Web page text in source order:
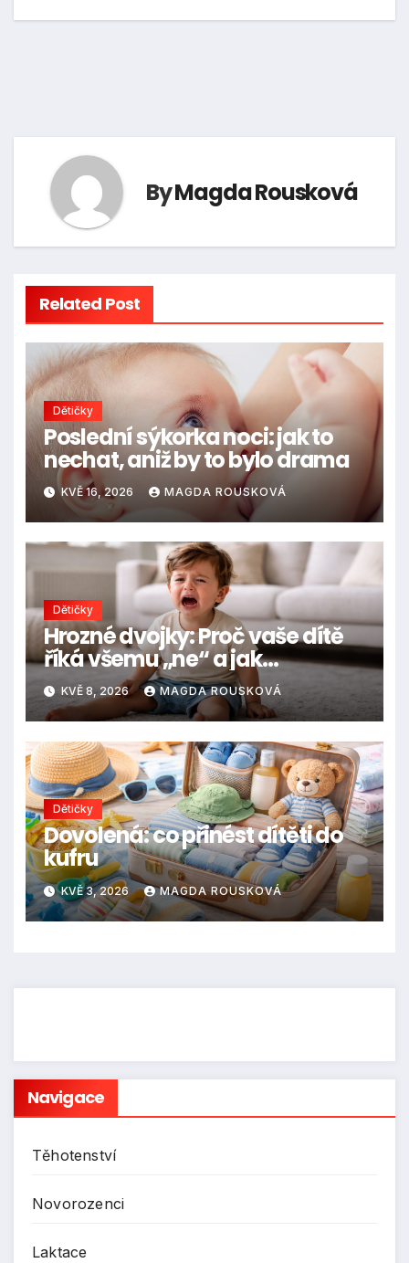
ByMagda Rousková
Related Post
Dětičky
Poslední sýkorka noci: jak to
nechat, aniž by to bylo drama
KVĚ 16, 2026 MAGDA ROUSKOVÁ
Dětičky
Hrozné dvojky: Proč vaše dítě
říká všemu „ne“ a jak
zvládnout záchvaty vzteku
KVĚ 8, 2026 MAGDA ROUSKOVÁ
Dětičky
Dovolená: co přinést dítěti do
kufru
KVĚ 3, 2026 MAGDA ROUSKOVÁ
Navigace
Těhotenství
Novorozenci
Laktace